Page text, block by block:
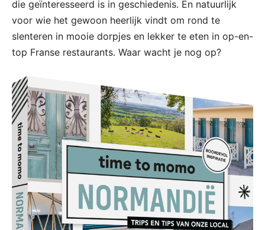
die geïnteresseerd is in geschiedenis. En natuurlijk
voor wie het gewoon heerlijk vindt om rond te
slenteren in mooie dorpjes en lekker te eten in op-en-
top Franse restaurants. Waar wacht je nog op?